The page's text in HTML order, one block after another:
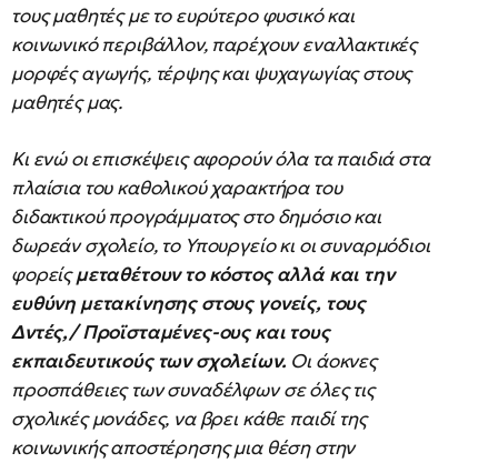
τους μαθητές με το ευρύτερο φυσικό και
κοινωνικό περιβάλλον, παρέχουν εναλλακτικές
μορφές αγωγής, τέρψης και ψυχαγωγίας στους
μαθητές μας.
Κι ενώ οι επισκέψεις αφορούν όλα τα παιδιά στα
πλαίσια του καθολικού χαρακτήρα του
διδακτικού προγράμματος στο δημόσιο και
δωρεάν σχολείο, το Υπουργείο κι οι συναρμόδιοι
φορείςμεταθέτουν το κόστος αλλά και την
ευθύνη μετακίνησης στους γονείς, τους
Δντές,/ Προϊσταμένες-oυς και τους
εκπαιδευτικούς των σχολείων. Οι άοκνες
προσπάθειες των συναδέλφων σε όλες τις
σχολικές μονάδες, να βρει κάθε παιδί της
κοινωνικής αποστέρησης μια θέση στην